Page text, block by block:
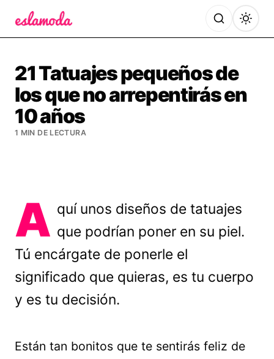
21 Tatuajes pequeños de
los que no arrepentirás en
10 años
1 MIN DE LECTURA
A quí unos diseños de tatuajes
que podrían poner en su piel.
Tú encárgate de ponerle el
significado que quieras, es tu cuerpo
y es tu decisión.
Están tan bonitos que te sentirás feliz de